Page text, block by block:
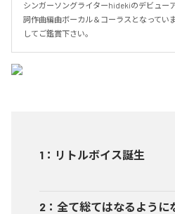
シンガーソングライターhidekiのデビュー
詞作曲編曲ボーカル＆コーラスとなってい
してご鑑賞下さい。
1 ： リトルボイス誕生
2 ： 全て総てはなるように